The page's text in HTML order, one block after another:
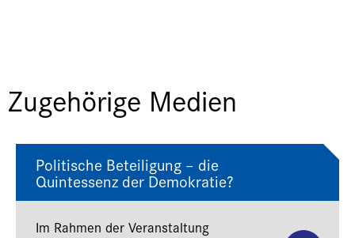
Zugehörige Medien
Politische Beteiligung – die
Quintessenz der Demokratie?
Im Rahmen der Veranstaltung